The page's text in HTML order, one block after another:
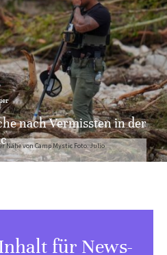
Nähe von Camp Mystic Foto: Julio
nach Vermissten in der
für News-